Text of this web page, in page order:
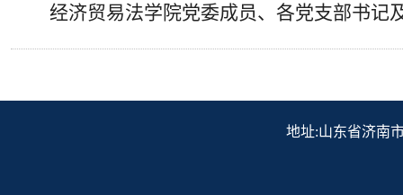
经济贸易法学院党委成员、各党支部书记
地址:山东省济南